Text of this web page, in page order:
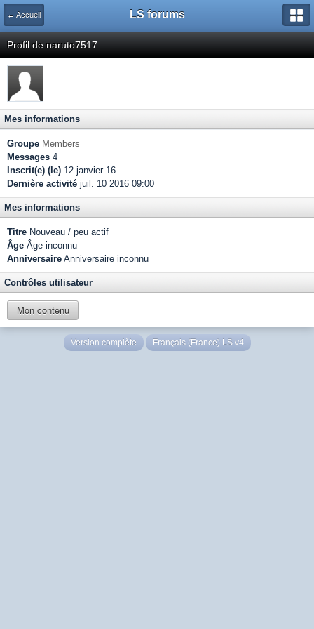
← Accueil LS forums
Profil de naruto7517
Mes informations
Groupe Members
Messages 4
Inscrit(e) (le) 12-janvier 16
Dernière activité juil. 10 2016 09:00
Mes informations
Titre Nouveau / peu actif
Âge Âge inconnu
Anniversaire Anniversaire inconnu
Contrôles utilisateur
Mon contenu
Version complète Français (France) LS v4